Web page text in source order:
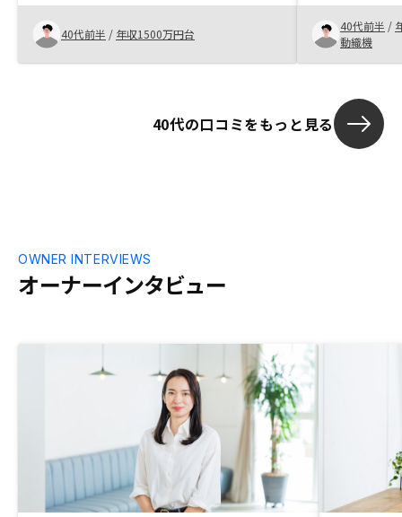
40代前半 / 年収1500万円台
化できる確信
ンカムゲイン
しました。面
を駆使してス
拭されます。
方は先ず話を
からリスクが
40代前半 /
動織機
40代の口コミをもっと見る
オーナーインタビュー
OWNER INTERVIEWS